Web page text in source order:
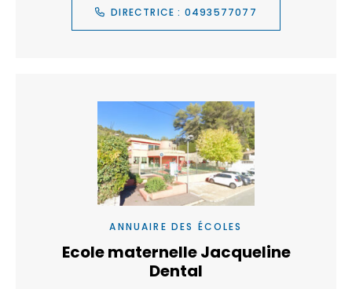
DIRECTRICE : 0493577077
ANNUAIRE DES ÉCOLES
Ecole maternelle Jacqueline
Dental